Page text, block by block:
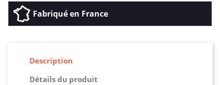
Fabriqué en France
Description
Détails du produit